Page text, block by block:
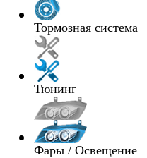
Тормозная система
Тюнинг
Фары / Освещение